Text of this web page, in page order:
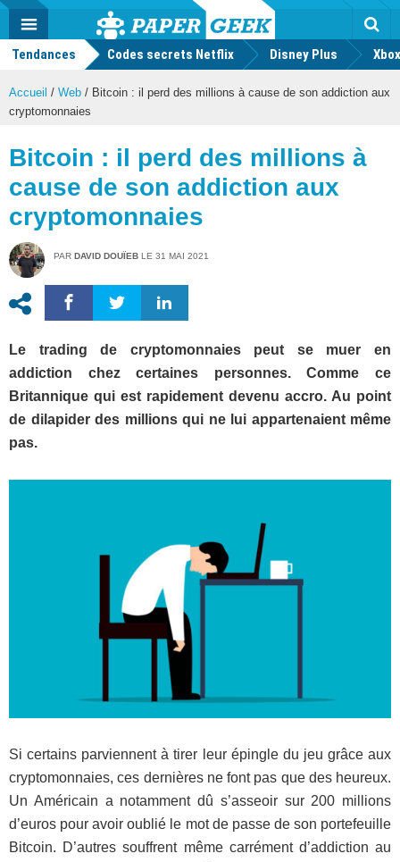
Actu
geek
MENU
Tendances Codes secrets Netflix Disney Plus
Accueil / Web / Bitcoin : il perd des millions à cause de son addiction aux
cryptomonnaies
Bitcoin : il perd des millions à
cause de son addiction aux
cryptomonnaies
PAR DAVID DOUÏEB LE 31 MAI 2021
Le trading de cryptomonnaies peut se muer en
addiction chez certaines personnes. Comme ce
Britannique qui est rapidement devenu accro. Au point
de dilapider des millions qui ne lui appartenaient même
pas.
Si certains parviennent à tirer leur épingle du jeu grâce aux
cryptomonnaies, ces dernières ne font pas que des heureux.
Un Américain a notamment dû s’asseoir sur 200 millions
d’euros pour avoir oublié le mot de passe de son portefeuille
Bitcoin. D’autres souffrent même carrément d’addiction au
Mode
FacebookTwitter Youtube